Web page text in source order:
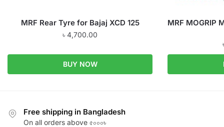
MRF Rear Tyre for Bajaj XCD 125
৳ 4,700.00
BUY NOW
MRF MOGRIP
Free shipping in Bangladesh
On all orders above ৫০০০৳